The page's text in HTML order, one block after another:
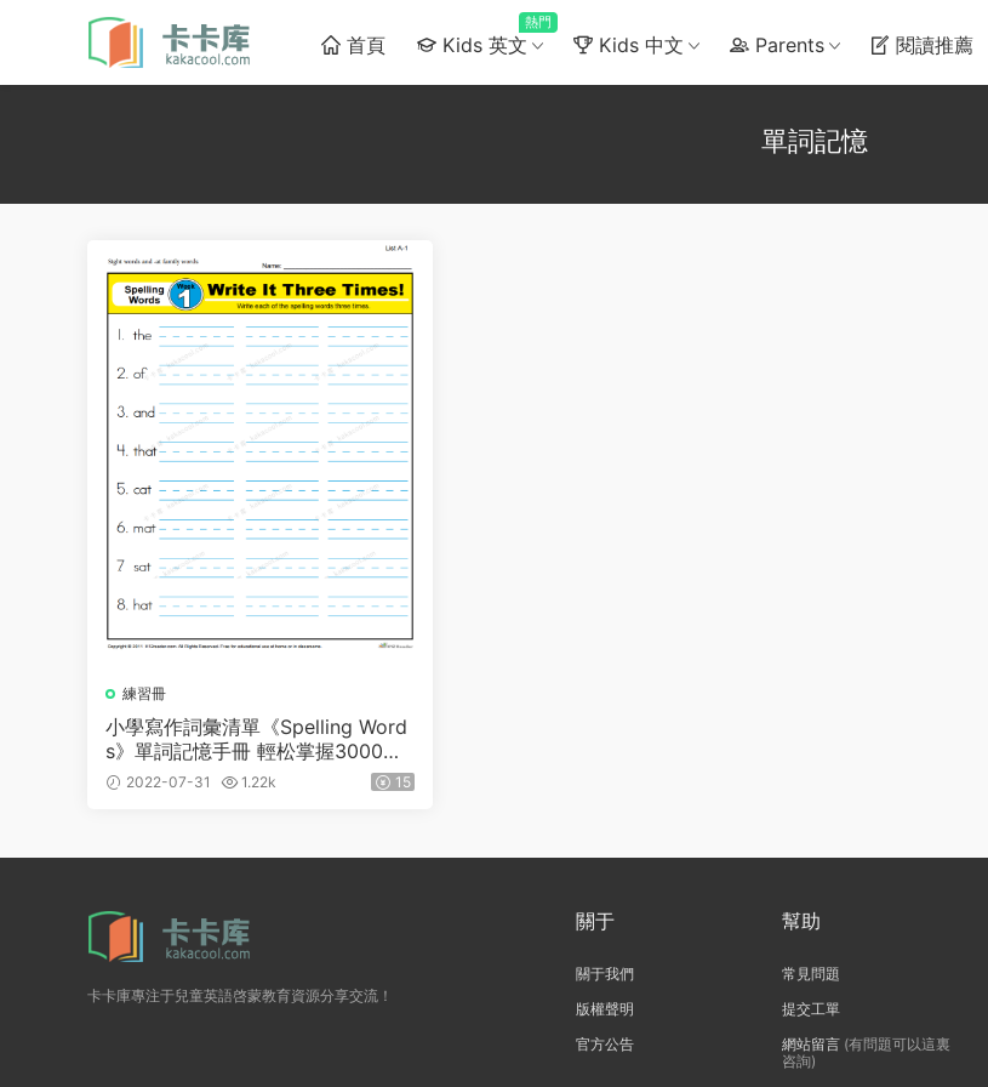
首頁 Kids 英文
熱門
Kids 中文 Parents 閱讀推薦
單詞記憶
練習冊
小學寫作詞彙清單《Spelling Word
s》單詞記憶手冊 輕松掌握3000個
單詞拼寫練習！
2022-07-31 1.22k 15
卡卡庫專注于兒童英語啓蒙教育資源分享交流！
關于
關于我們
版權聲明
官方公告
幫助
常見問題
提交工單
網站留言 (有問題可以這裏
咨詢)